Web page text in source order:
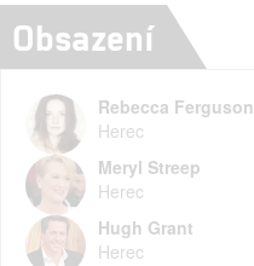
Obsazení
Rebecca Ferguson
Herec
Meryl Streep
Herec
Hugh Grant
Herec